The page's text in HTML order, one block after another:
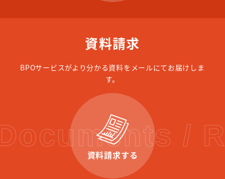
資料請求
BPOサービスがより分かる資料をメールにてお届けしま
す。
/
資料請求する